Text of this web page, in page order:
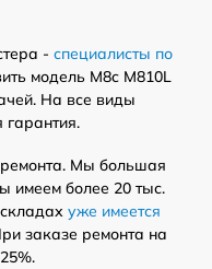
- специалисты по
модель M8c M810L
На все виды
гарантия.
Мы большая
имеем более 20 тыс.
уже имеется
заказе ремонта на